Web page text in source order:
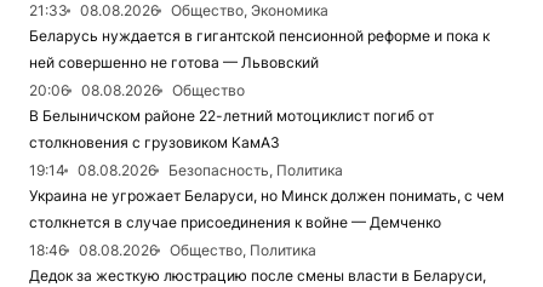
21:33
08.08.2026
Общество, Экономика
Беларусь нуждается в гигантской пенсионной реформе и пока к
ней совершенно не готова — Львовский
20:06
08.08.2026
Общество
В Белыничском районе 22-летний мотоциклист погиб от
столкновения с грузовиком КамАЗ
19:14
08.08.2026
Безопасность, Политика
Украина не угрожает Беларуси, но Минск должен понимать, с чем
столкнется в случае присоединения к войне — Демченко
18:46
08.08.2026
Общество, Политика
Дедок за жесткую люстрацию после смены власти в Беларуси,